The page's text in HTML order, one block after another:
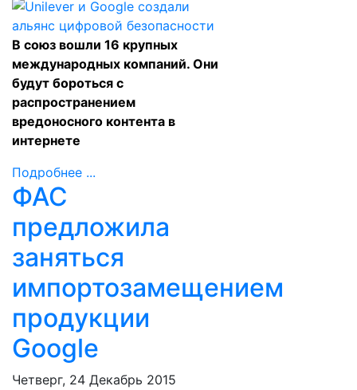
В союз вошли 16 крупных
международных компаний. Они
будут бороться с
распространением
вредоносного контента в
интернете
Подробнее ...
ФАС
предложила
заняться
импортозамещением
продукции
Google
Четверг, 24 Декабрь 2015